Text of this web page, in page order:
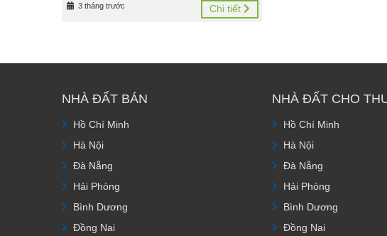
3 tháng trước Chi tiết
NHÀ ĐẤT BÁN
Hồ Chí Minh
Hà Nội
Đà Nẵng
Hải Phòng
Bình Dương
Đồng Nai
NHÀ ĐẤT CHO
Hồ Chí Minh
Hà Nội
Đà Nẵng
Hải Phòng
Bình Dương
Đồng Nai